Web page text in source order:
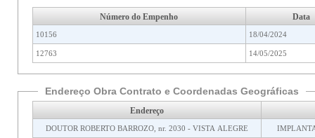
Número do Empenho Data
10156 18/04/2024
12763 14/05/2025
Endereço Obra Contrato e Coordenadas Geográficas
Endereço
DOUTOR ROBERTO BARROZO, nr. 2030 - VISTA ALEGRE